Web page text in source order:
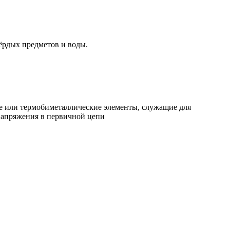
предметов и воды.
термобиметаллические элементы, служащие для
в первичной цепи